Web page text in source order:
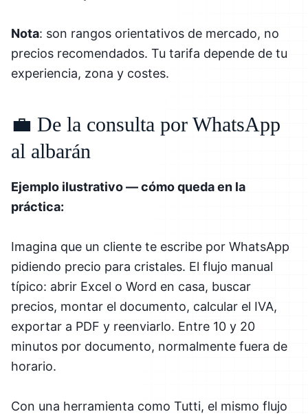
Nota: son rangos orientativos de mercado, no
precios recomendados. Tu tarifa depende de tu
experiencia, zona y costes.
💼 De la consulta por WhatsApp
al albarán
Ejemplo ilustrativo — cómo queda en la
práctica:
Imagina que un cliente te escribe por WhatsApp
pidiendo precio para cristales. El flujo manual
típico: abrir Excel o Word en casa, buscar
precios, montar el documento, calcular el IVA,
exportar a PDF y reenviarlo. Entre 10 y 20
minutos por documento, normalmente fuera de
horario.
Con una herramienta como Tutti, el mismo flujo